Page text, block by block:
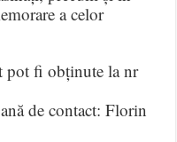
a celor
pot fi obținute la nr
de contact: Florin